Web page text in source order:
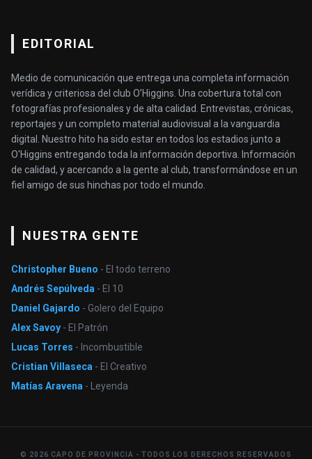
EDITORIAL
Medio de comunicación que entrega una completa información
verídica y criteriosa del club O’Higgins. Una cobertura total con
fotografías profesionales y de alta calidad. Entrevistas, crónicas,
reportajes y un completo material audiovisual a la vanguardia
digital. Nuestro hito ha sido estar en todos los estadios junto a
O'Higgins entregando toda la información deportiva. Información
de calidad, y acercando a la gente al club, transformándose en un
fiel amigo de sus hinchas por todo el mundo.
NUESTRA GENTE
Christopher Bueno - El todo terreno
Andrés Sepúlveda - El 10
Daniel Gajardo - Golero del Equipo
Alex Savoy - El Patrón
Lucas Torres - Incombustible
Cristian Villaseca - El Creativo
Matías Aravena - Leyenda
© 2026 CAPO DE PROVINCIA - TODOS LOS DERECHOS RESERVADOS